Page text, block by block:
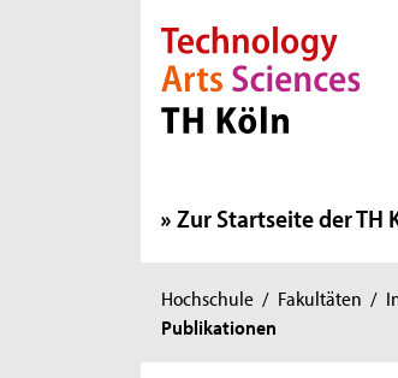
Direkt zur Hauptnavigation
Direkt zur Subnavigation
Direkt zum Inhalt
Direkt zum Fußbereich
Zur Startseite der TH
Sie
sind
Hochschule / Fakultäten /
Publikationen